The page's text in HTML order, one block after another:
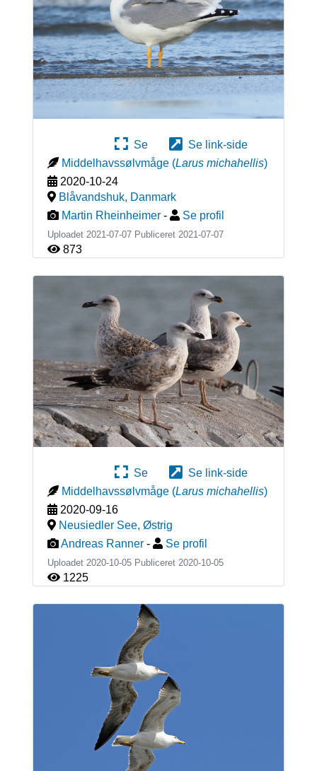
Se
Se link-side
Middelhavssølvmåge (Larus michahellis)
2020-10-24
Blåvandshuk, Danmark
Martin Rheinheimer - Se profil
Uploadet 2021-07-07 Publiceret 2021-07-07
873
Se
Se link-side
Middelhavssølvmåge (Larus michahellis)
2020-09-16
Neusiedler See, Østrig
Andreas Ranner - Se profil
Uploadet 2020-10-05 Publiceret 2020-10-05
1225